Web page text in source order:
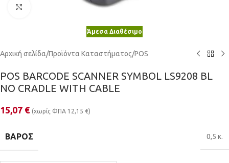
Κλικ για μεγέθυνση
Άμεσα Διαθέσιμο
Αρχική σελίδα/Προϊόντα Καταστήματος/POS
POS BARCODE SCANNER SYMBOL LS9208 BL
NO CRADLE WITH CABLE
15,07 € (χωρίς ΦΠΑ 12,15 €)
ΒΆΡΟΣ 0,5 κ.